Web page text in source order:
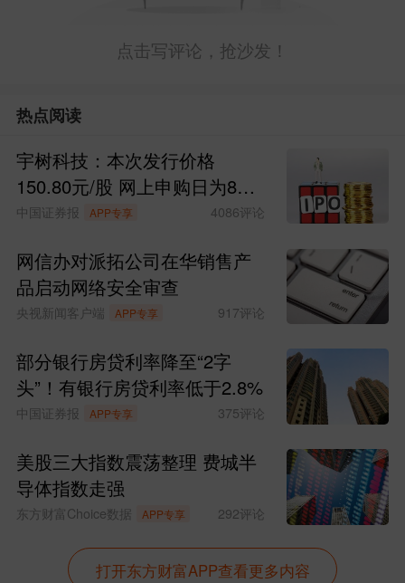
手中有股心中无股！耐得住寂寞，才能守
点击写评论，抢沙发！
热点阅读
宇树科技：本次发行价格
150.80元/股 网上申购日为8月
10日
中国证券报 APP专享 4086评论
网信办对派拓公司在华销售产
品启动网络安全审查
央视新闻客户端 APP专享 917评论
部分银行房贷利率降至“2字
头”！有银行房贷利率低于2.8%
中国证券报 APP专享 375评论
美股三大指数震荡整理 费城半
导体指数走强
东方财富Choice数据 APP专享 292评论
打开东方财富APP查看更多内容